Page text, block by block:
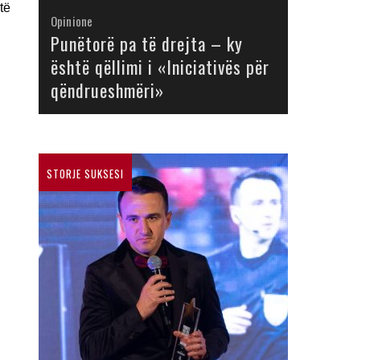
Opinione
Opinione
Punëtorë pa të drejta – ky
është qëllimi i «Iniciativës për
qëndrueshmëri»
Opinione
Opinione
Opinione
Opinione
Opinione
Opinione
STORJE SUKSESI